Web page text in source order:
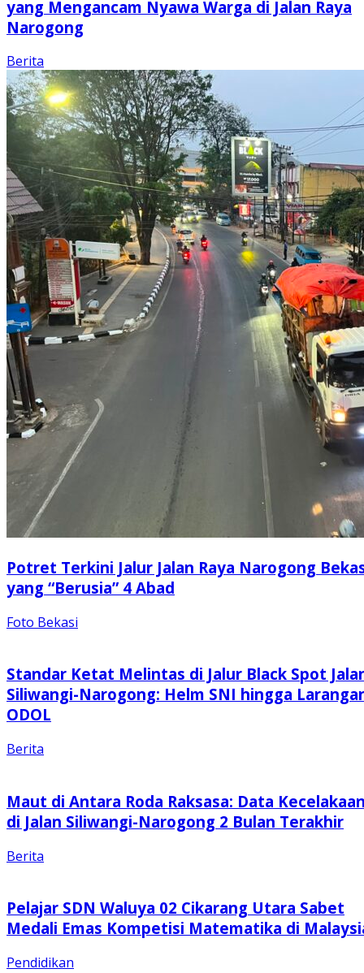
yang Mengancam Nyawa Warga di Jalan Raya
Narogong
Berita
Potret Terkini Jalur Jalan Raya Narogong
yang “Berusia” 4 Abad
Foto Bekasi
Standar Ketat Melintas di Jalur Black Spot
Siliwangi-Narogong: Helm SNI hingga
ODOL
Berita
Maut di Antara Roda Raksasa: Data
di Jalan Siliwangi-Narogong 2 Bulan Terakhir
Berita
Pelajar SDN Waluya 02 Cikarang Utara Sabet
Medali Emas Kompetisi Matematika di
Pendidikan